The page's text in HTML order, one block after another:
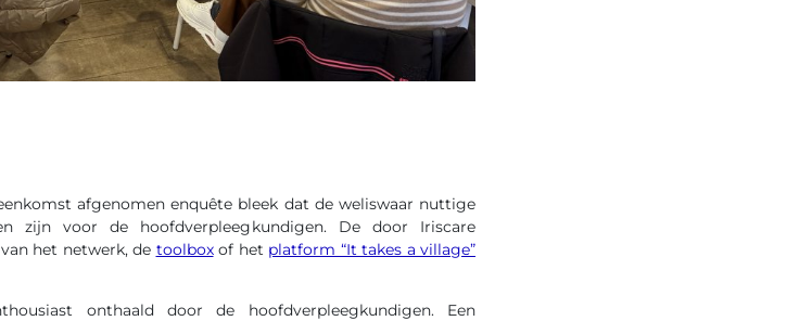
afgenomen enquête bleek dat de weliswaar nuttige
zijn voor de hoofdverpleegkundigen. De door Iriscare
het netwerk, de toolboxof het platform “It takes a village”
onthaald door de hoofdverpleegkundigen. Een